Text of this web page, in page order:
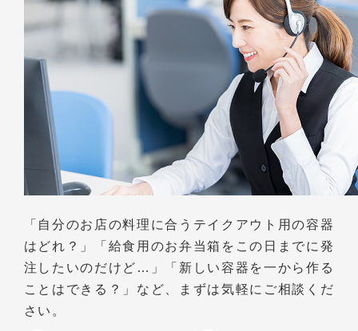
「自分のお店の料理に合うテイクアウト用の容器
はどれ？」
「給食用のお弁当箱をこの日までに発
注したいのだけど…」
「新しい容器を一から作る
ことはできる？」など、
まずは気軽にご相談くだ
さい。